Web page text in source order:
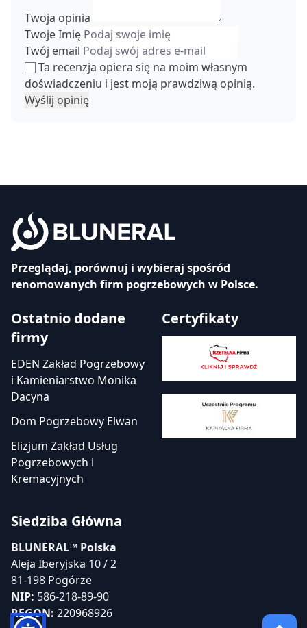
Twoja opinia
Twoje Imię
Twój email
Ta recenzja opiera się na moim własnym
doświadczeniu i jest moją prawdziwą opinią.
Wyślij opinię
Przeglądaj, porównuj i wybieraj spośród
renomowanych firm pogrzebowych w Polsce.
Ostatnio dodane
firmy
EDEN Zakład Pogrzebowy
i Kamieniarstwo Monika
Dacyna
Dom Pogrzebowy Elwan
Elizjum Zakład Usług
Pogrzebowych i
Kremacyjnych
Certyfikaty
Siedziba Główna
BLUNERAL™ Polska
Aleja Iberyjska 10 / 2
81-198 Pogórze
NIP: 586-218-89-90
REGON: 220968926